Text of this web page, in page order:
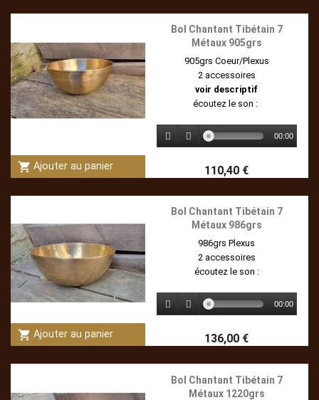
shopping_cart Ajouter au panier
Bol Chantant Tibétain 7
Métaux 905grs
905grs Coeur/Plexus
2 accessoires
voir descriptif
écoutez le son :
00:00
110,40 €
shopping_cart Ajouter au panier
Bol Chantant Tibétain 7
Métaux 986grs
986grs Plexus
2 accessoires
écoutez le son :
00:00
136,00 €
Bol Chantant Tibétain 7
Métaux 1220grs